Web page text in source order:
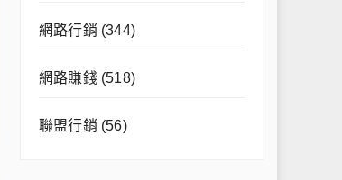
網路行銷 (344)
網路賺錢(518)
聯盟行銷 (56)